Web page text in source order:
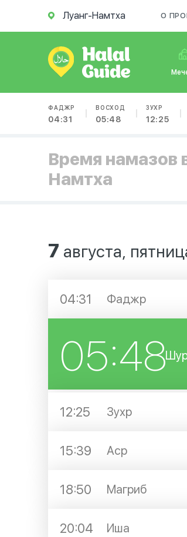
Луанг-Намтха О
ФАДЖР
04:31
ВОСХОД
05:48
ЗУХР
12:25
Время намазов
Намтха
7 августа,
04:31 Фаджр
05:48
12:25 Зухр
15:39 Аср
18:50 Магриб
20:04 Иша